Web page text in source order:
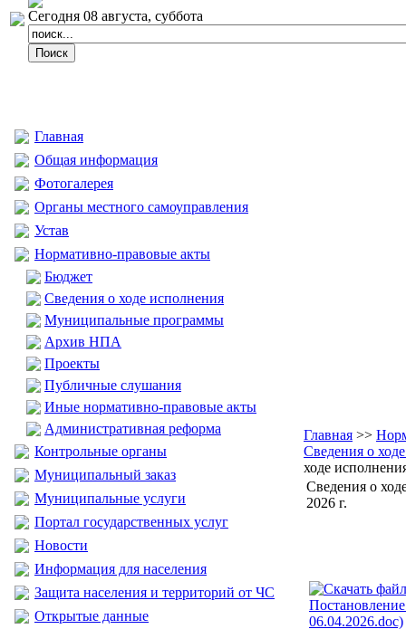
Сегодня 08 августа, суббота
Главная
Общая информация
Фотогалерея
Органы местного самоуправления
Устав
Нормативно-правовые акты
Бюджет
Сведения о ходе исполнения
Муниципальные программы
Архив НПА
Проекты
Публичные слушания
Иные нормативно-правовые акты
Административная реформа
Контрольные органы
Муниципальный заказ
Муниципальные услуги
Портал государственных услуг
Новости
Информация для населения
Защита населения и территорий от ЧС
Открытые данные
Главная >>
Сведения о
ходе
Сведения о
2026 г.